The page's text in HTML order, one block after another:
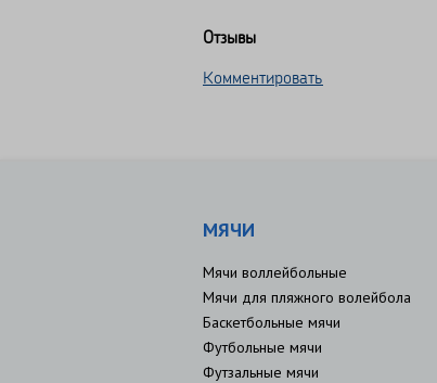
Отзывы
Комментировать
МЯЧИ
Мячи воллейбольные
Мячи для пляжного волейбола
Баскетбольные мячи
Футбольные мячи
Футзальные мячи